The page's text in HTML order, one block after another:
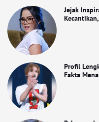
Jejak
Profil
Fakta